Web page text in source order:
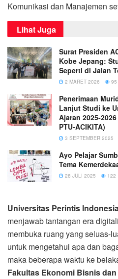
Komunikasi dan Manajemen
Lihat Juga
Surat Presiden
Kobe Jepang:
Seperti di Jalan
2 MARET 2026 95
Penerimaan
Lanjut Studi ke
Ajaran 2025-
PTU-ACIKITA)
3 SEPTEMBER 2025
Ayo Pelajar
Tema
28 JULI 2025 122
Universitas Perintis
menjawab tantangan era
membuka ruang yang seluas-
untuk mengetahui apa dan
maka beberapa waktu ke
Fakultas Ekonomi Bisnis